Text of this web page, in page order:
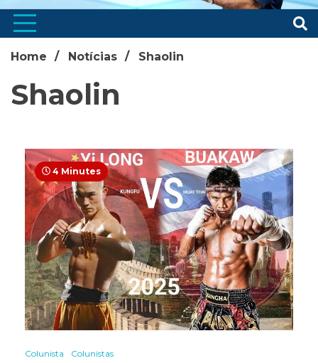
Home Notícias Shaolin
Shaolin
4 Minutes
Colunista Colunistas